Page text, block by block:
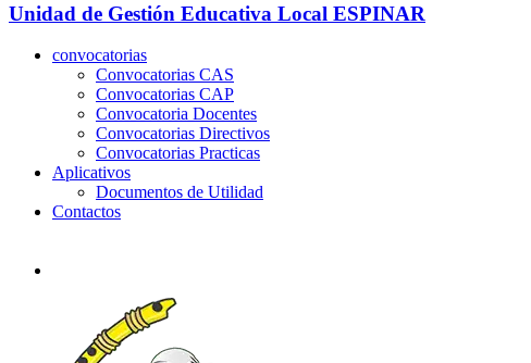
Unidad de Gestión Educativa Local ESPINAR
convocatorias
Convocatorias CAS
Convocatorias CAP
Convocatoria Docentes
Convocatorias Directivos
Convocatorias Practicas
Aplicativos
Documentos de Utilidad
Contactos